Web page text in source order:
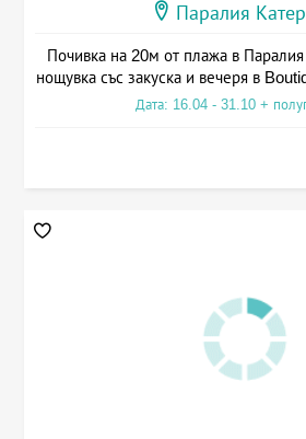
Паралия
Почивка на 20м от плажа в
нощувка със закуска и вечеря в
Дата: 16.04 - 31.10 +